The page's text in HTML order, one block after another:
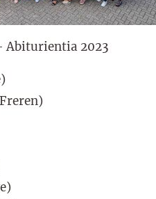
Abiturientia 2023